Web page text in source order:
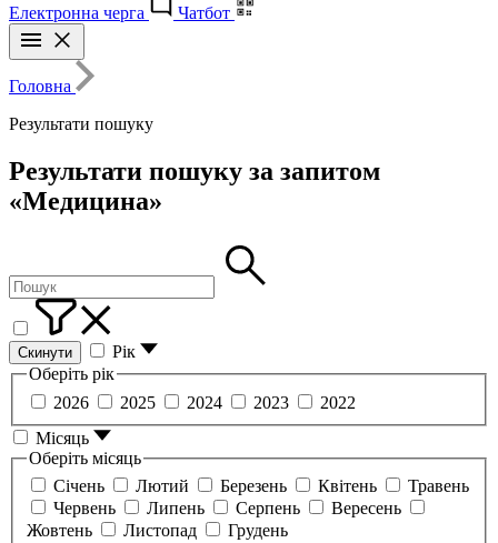
Електронна черга
Чатбот
Головна
Результати пошуку
Результати пошуку за запитом
«Медицина»
Скинути
Рік
Оберіть рік
2026
2025 2024 2023
2022
Місяць
Оберіть місяць
Січень
Лютий Березень Квітень
Травень
Червень
Липень Серпень
Вересень
Жовтень
Листопад Грудень